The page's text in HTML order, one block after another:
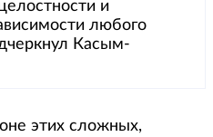
и
любого
Касым-
этих сложных,